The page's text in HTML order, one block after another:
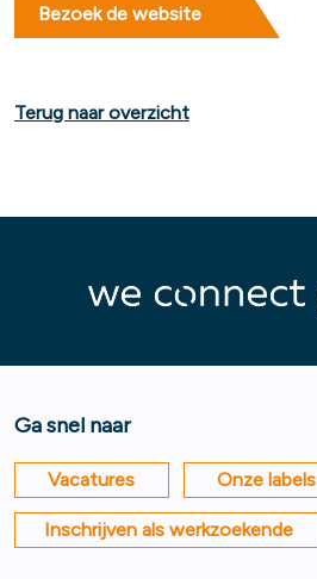
Bezoek de website
Terug naar overzicht
Ga snel naar
Vacatures Onze labels
Inschrijven als werkzoekende